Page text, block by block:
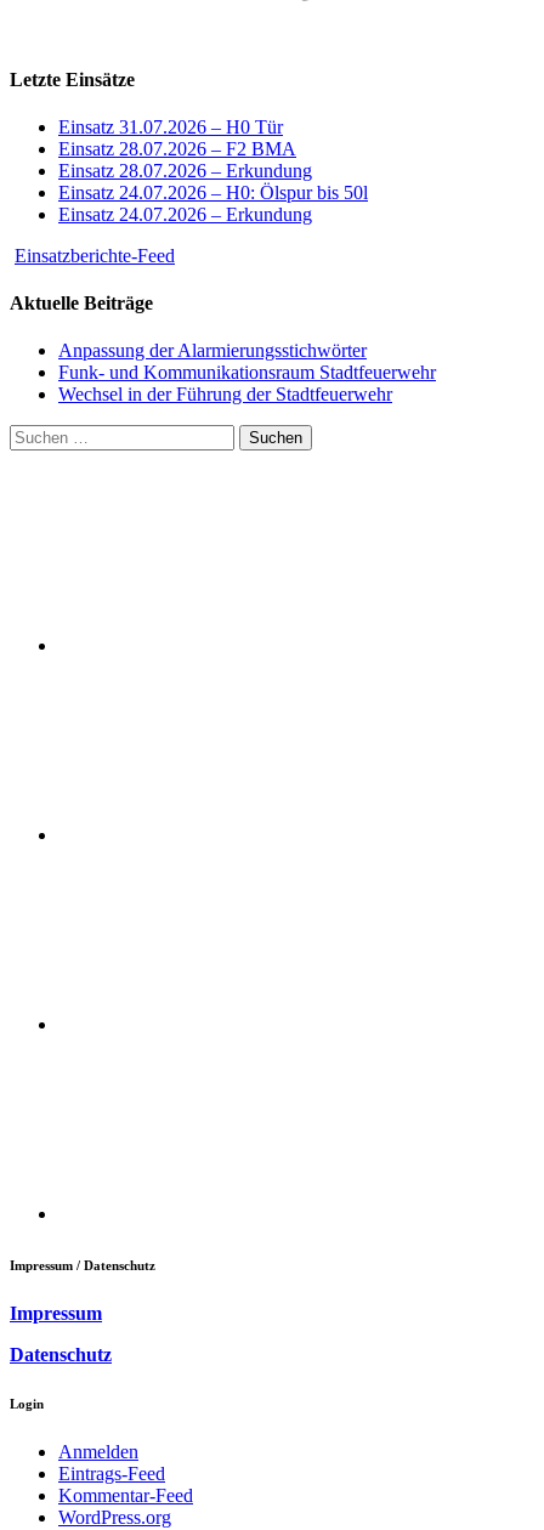
Letzte Einsätze
Einsatz 31.07.2026 – H0 Tür
Einsatz 28.07.2026 – F2 BMA
Einsatz 28.07.2026 – Erkundung
Einsatz 24.07.2026 – H0: Ölspur bis 50l
Einsatz 24.07.2026 – Erkundung
Einsatzberichte-Feed
Aktuelle Beiträge
Anpassung der Alarmierungsstichwörter
Funk- und Kommunikationsraum Stadtfeuerwehr
Wechsel in der Führung der Stadtfeuerwehr
Suchen
nach:
Impressum / Datenschutz
Impressum
Datenschutz
Login
Anmelden
Eintrags-Feed
Kommentar-Feed
WordPress.org